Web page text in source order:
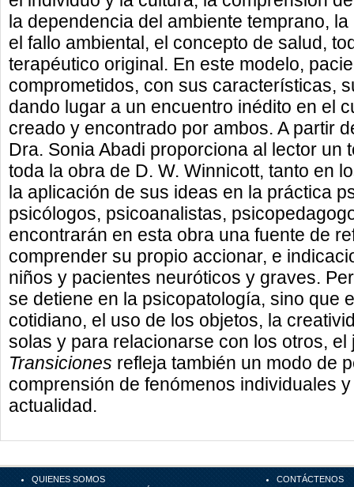
la dependencia del ambiente temprano,
el fallo ambiental, el concepto de salud,
terapéutico original. En este modelo,
comprometidos, con sus características,
dando lugar a un encuentro inédito en el
creado y encontrado por ambos. A partir
Dra. Sonia Abadi proporciona al lector un
toda la obra de D. W. Winnicott, tanto en
la aplicación de sus ideas en la práctica
psicólogos, psicoanalistas,
encontrarán en esta obra una fuente de
comprender su propio accionar, e
niños y pacientes neuróticos y graves.
se detiene en la psicopatología, sino que
cotidiano, el uso de los objetos, la
solas y para relacionarse con los otros, el
Transiciones refleja también un modo de
comprensión de fenómenos individuales
actualidad.
QUIENES SOMOS
CONTÁCTENOS